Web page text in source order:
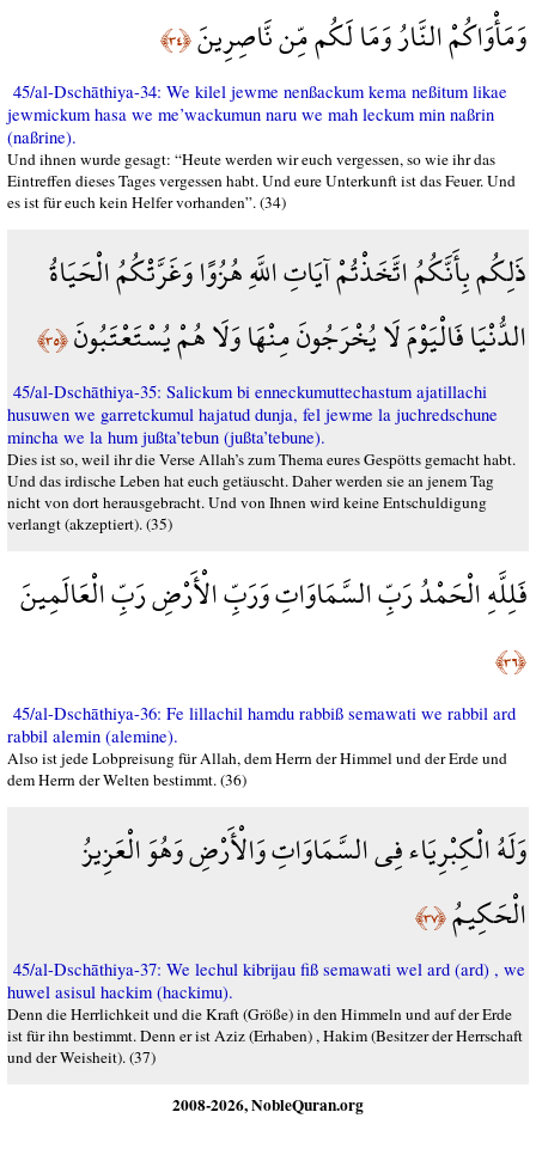
وَمَأْوَاكُمْ النَّارُ وَمَا لَكُم مِّن نَّاصِرِينَ﴿٣٤﴾
45/al-Dschāthiya-34: We kilel jewme nenßackum kema neßitum likae
jewmickum hasa we me’wackumun naru we mah leckum min naßrin
(naßrine).
Und ihnen wurde gesagt: “Heute werden wir euch vergessen, so wie ihr das
Eintreffen dieses Tages vergessen habt. Und eure Unterkunft ist das Feuer. Und
es ist für euch kein Helfer vorhanden”. (34)
ذَلِكُم بِأَنَّكُمُ اتَّخَذْتُمْ آيَاتِ اللَّهِ هُزُوًا وَغَرَّتْكُمُ الْحَيَاةُ
الدُّنْيَا فَالْيَوْمَ لَا يُخْرَجُونَ مِنْهَا وَلَا هُمْ يُسْتَعْتَبُونَ﴿٣٥﴾
45/al-Dschāthiya-35: Salickum bi enneckumuttechastum ajatillachi
husuwen we garretckumul hajatud dunja, fel jewme la juchredschune
mincha we la hum jußta’tebun (jußta’tebune).
Dies ist so, weil ihr die Verse Allah’s zum Thema eures Gespötts gemacht habt.
Und das irdische Leben hat euch getäuscht. Daher werden sie an jenem Tag
nicht von dort herausgebracht. Und von Ihnen wird keine Entschuldigung
verlangt (akzeptiert). (35)
فَلِلَّهِ الْحَمْدُ رَبِّ السَّمَاوَاتِ وَرَبِّ الْأَرْضِ رَبِّ الْعَالَمِينَ
﴿٣٦﴾
45/al-Dschāthiya-36: Fe lillachil hamdu rabbiß semawati we rabbil ard
rabbil alemin (alemine).
Also ist jede Lobpreisung für Allah, dem Herrn der Himmel und der Erde und
dem Herrn der Welten bestimmt. (36)
وَلَهُ الْكِبْرِيَاء فِي السَّمَاوَاتِ وَالْأَرْضِ وَهُوَ الْعَزِيزُ
الْحَكِيمُ﴿٣٧﴾
45/al-Dschāthiya-37: We lechul kibrijau fiß semawati wel ard (ard) , we
huwel asisul hackim (hackimu).
Denn die Herrlichkeit und die Kraft (Größe) in den Himmeln und auf der Erde
ist für ihn bestimmt. Denn er ist Aziz (Erhaben) , Hakim (Besitzer der Herrschaft
und der Weisheit). (37)
2008-2026, NobleQuran.org